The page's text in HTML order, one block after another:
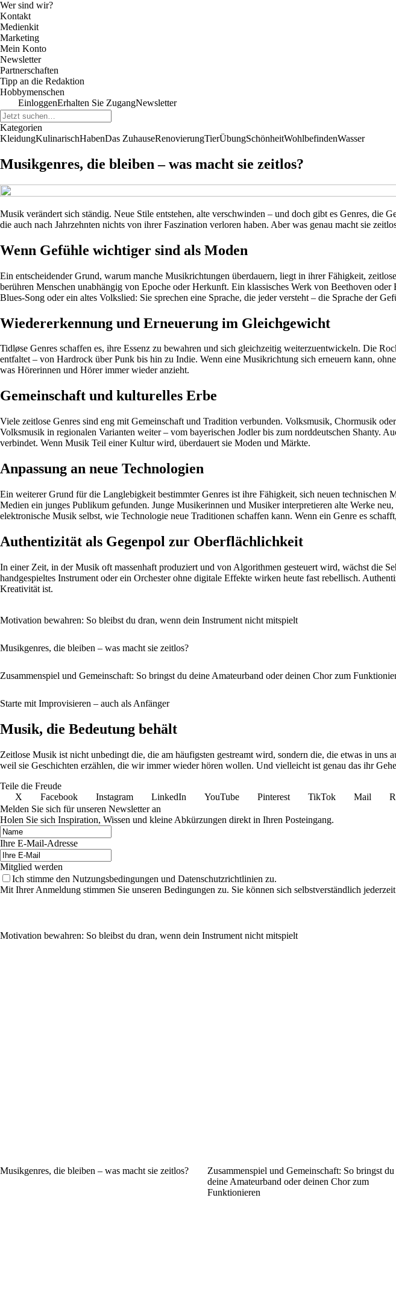
Wer sind wir?
Kontakt
Medienkit
Marketing
Mein Konto
Newsletter
Partnerschaften
Tipp an die Redaktion
Hobbymenschen
EinloggenErhalten Sie ZugangNewsletter
Kategorien
KleidungKulinarischHabenDas ZuhauseRenovierungTierÜbungSchönheitWohlbefindenWasser
Musikgenres, die bleiben – was macht sie zeitlos?
Musik verändert sich ständig. Neue Stile entstehen, alte verschwinden – und doch gibt es Genres,
die auch nach Jahrzehnten nichts von ihrer Faszination verloren haben. Aber was genau macht sie
Wenn Gefühle wichtiger sind als Moden
Ein entscheidender Grund, warum manche Musikrichtungen überdauern, liegt in ihrer Fähigkeit,
berühren Menschen unabhängig von Epoche oder Herkunft. Ein klassisches Werk von Beethoven
Blues-Song oder ein altes Volkslied: Sie sprechen eine Sprache, die jeder versteht – die Sprache der
Wiedererkennung und Erneuerung im Gleichgewicht
Tidløse Genres schaffen es, ihre Essenz zu bewahren und sich gleichzeitig weiterzuentwickeln. Die
entfaltet – von Hardrock über Punk bis hin zu Indie. Wenn eine Musikrichtung sich erneuern kann,
was Hörerinnen und Hörer immer wieder anzieht.
Gemeinschaft und kulturelles Erbe
Viele zeitlose Genres sind eng mit Gemeinschaft und Tradition verbunden. Volksmusik, Chormusik
Volksmusik in regionalen Varianten weiter – vom bayerischen Jodler bis zum norddeutschen Shanty.
verbindet. Wenn Musik Teil einer Kultur wird, überdauert sie Moden und Märkte.
Anpassung an neue Technologien
Ein weiterer Grund für die Langlebigkeit bestimmter Genres ist ihre Fähigkeit, sich neuen
Medien ein junges Publikum gefunden. Junge Musikerinnen und Musiker interpretieren alte Werke
elektronische Musik selbst, wie Technologie neue Traditionen schaffen kann. Wenn ein Genre es
Authentizität als Gegenpol zur Oberflächlichkeit
In einer Zeit, in der Musik oft massenhaft produziert und von Algorithmen gesteuert wird, wächst die
handgespieltes Instrument oder ein Orchester ohne digitale Effekte wirken heute fast rebellisch.
Kreativität ist.
Motivation bewahren: So bleibst du dran, wenn dein Instrument nicht mitspielt
Musikgenres, die bleiben – was macht sie zeitlos?
Zusammenspiel und Gemeinschaft: So bringst du deine Amateurband oder deinen Chor zum
Starte mit Improvisieren – auch als Anfänger
Musik, die Bedeutung behält
Zeitlose Musik ist nicht unbedingt die, die am häufigsten gestreamt wird, sondern die, die etwas in uns
weil sie Geschichten erzählen, die wir immer wieder hören wollen. Und vielleicht ist genau das ihr
Teile die Freude
X
Facebook Instagram LinkedIn YouTube Pinterest TikTok Mail
Melden Sie sich für unseren Newsletter an
Holen Sie sich Inspiration, Wissen und kleine Abkürzungen direkt in Ihren Posteingang.
Ihre E-Mail-Adresse
Mitglied werden
Ich stimme den Nutzungsbedingungen und Datenschutzrichtlinien zu.
Mit Ihrer Anmeldung stimmen Sie unseren Bedingungen zu. Sie können sich selbstverständlich
Motivation bewahren: So bleibst du dran, wenn dein Instrument nicht mitspielt
Musikgenres, die bleiben – was macht sie zeitlos?
Zusammenspiel und Gemeinschaft: So bringst du
deine Amateurband oder deinen Chor zum
Funktionieren